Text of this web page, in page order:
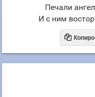
Печали
И с ним
